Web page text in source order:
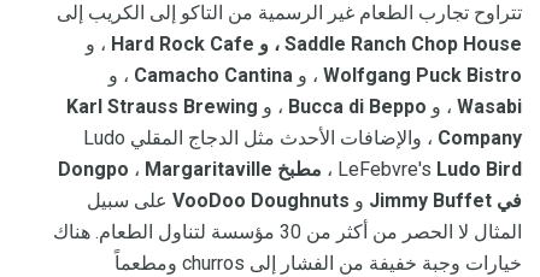
تتراوح تجارب الطعام غير الرسمية من التاكو إلى الكريب إلى
Saddle Ranch Chop House ، و Hard Rock Cafe
، و
Wolfgang Puck Bistro ، و Camacho Cantina ، و
Wasabi ، و Bucca di Beppo ، و Karl Strauss Brewing
Company
، والإضافات الأحدث مثل الدجاج المقلي Ludo
LeFebvre's Ludo Bird ، مطبخ Dongpo ، Margaritaville
في Jimmy Buffet
و VooDoo Doughnuts على سبيل
المثال لا الحصر من أكثر من 30 مؤسسة لتناول الطعام. هناك
خيارات وجبة خفيفة من الفشار إلى churros ومطعماً